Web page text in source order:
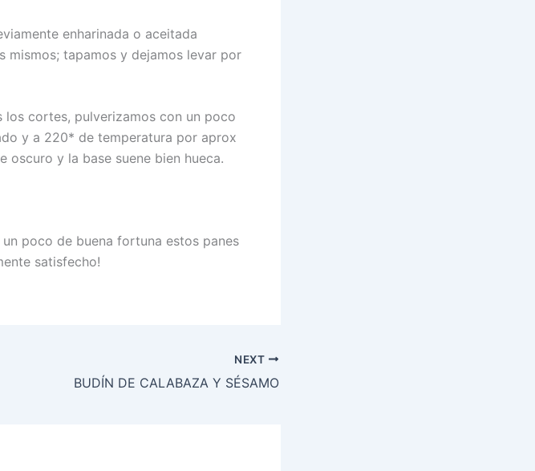
enharinada o aceitada
mismos; tapamos y dejamos levar por
cortes, pulverizamos con un poco
y a 220* de temperatura por aprox
oscuro y la base suene bien hueca.
poco de buena fortuna estos panes
satisfecho!
NEXT
BUDÍN DE CALABAZA Y SÉSAMO